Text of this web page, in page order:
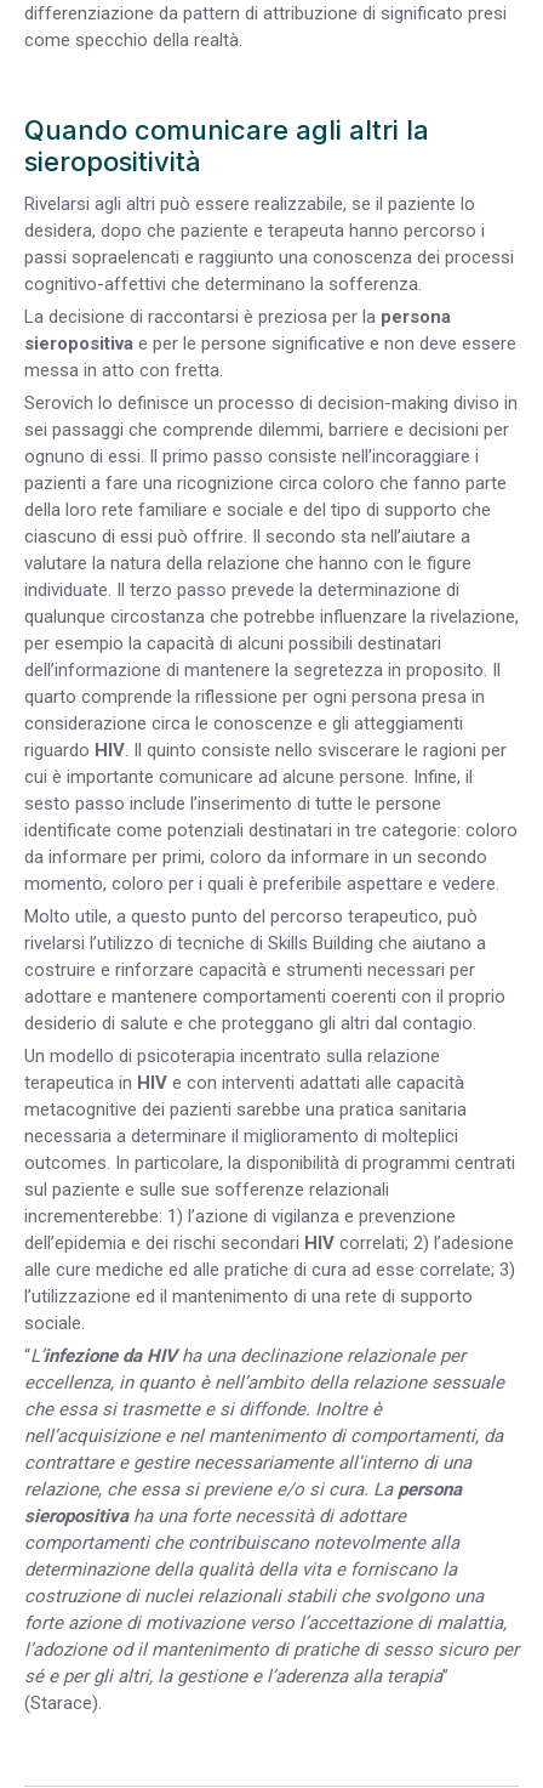
differenziazione da pattern di attribuzione di significato presi
come specchio della realtà.
Quando comunicare agli altri la
sieropositività
Rivelarsi agli altri può essere realizzabile, se il paziente lo
desidera, dopo che paziente e terapeuta hanno percorso i
passi sopraelencati e raggiunto una conoscenza dei processi
cognitivo-affettivi che determinano la sofferenza.
La decisione di raccontarsi è preziosa per la persona
sieropositiva e per le persone significative e non deve essere
messa in atto con fretta.
Serovich lo definisce un processo di decision-making diviso in
sei passaggi che comprende dilemmi, barriere e decisioni per
ognuno di essi. Il primo passo consiste nell’incoraggiare i
pazienti a fare una ricognizione circa coloro che fanno parte
della loro rete familiare e sociale e del tipo di supporto che
ciascuno di essi può offrire. Il secondo sta nell’aiutare a
valutare la natura della relazione che hanno con le figure
individuate. Il terzo passo prevede la determinazione di
qualunque circostanza che potrebbe influenzare la rivelazione,
per esempio la capacità di alcuni possibili destinatari
dell’informazione di mantenere la segretezza in proposito. Il
quarto comprende la riflessione per ogni persona presa in
considerazione circa le conoscenze e gli atteggiamenti
riguardo HIV. Il quinto consiste nello sviscerare le ragioni per
cui è importante comunicare ad alcune persone. Infine, il
sesto passo include l’inserimento di tutte le persone
identificate come potenziali destinatari in tre categorie: coloro
da informare per primi, coloro da informare in un secondo
momento, coloro per i quali è preferibile aspettare e vedere.
Molto utile, a questo punto del percorso terapeutico, può
rivelarsi l’utilizzo di tecniche di Skills Building che aiutano a
costruire e rinforzare capacità e strumenti necessari per
adottare e mantenere comportamenti coerenti con il proprio
desiderio di salute e che proteggano gli altri dal contagio.
Un modello di psicoterapia incentrato sulla relazione
terapeutica in HIV e con interventi adattati alle capacità
metacognitive dei pazienti sarebbe una pratica sanitaria
necessaria a determinare il miglioramento di molteplici
outcomes. In particolare, la disponibilità di programmi centrati
sul paziente e sulle sue sofferenze relazionali
incrementerebbe: 1) l’azione di vigilanza e prevenzione
dell’epidemia e dei rischi secondari HIV correlati; 2) l’adesione
alle cure mediche ed alle pratiche di cura ad esse correlate; 3)
l’utilizzazione ed il mantenimento di una rete di supporto
sociale.
“L’infezione da HIVha una declinazione relazionale per
eccellenza, in quanto è nell’ambito della relazione sessuale
che essa si trasmette e si diffonde. Inoltre è
nell’acquisizione e nel mantenimento di comportamenti, da
contrattare e gestire necessariamente all’interno di una
relazione, che essa si previene e/o si cura. La persona
sieropositivaha una forte necessità di adottare
comportamenti che contribuiscano notevolmente alla
determinazione della qualità della vita e forniscano la
costruzione di nuclei relazionali stabili che svolgono una
forte azione di motivazione verso l’accettazione di malattia,
l’adozione od il mantenimento di pratiche di sesso sicuro per
sé e per gli altri, la gestione e l’aderenza alla terapia”
(Starace).